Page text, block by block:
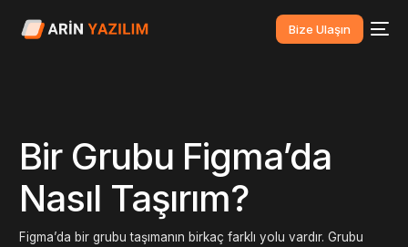
Bize Ulaşın
Bir Grubu Figma’da
Nasıl Taşırım?
Figma’da bir grubu taşımanın birkaç farklı yolu vardır. Grubu